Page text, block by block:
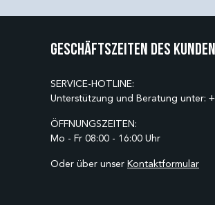
Geschäftszeiten des
SERVICE-HOTLINE:
Unterstützung und Beratung unter:
ÖFFNUNGSZEITEN:
Mo - Fr 08:00 - 16:00 Uhr
Oder über unser Kontaktformular